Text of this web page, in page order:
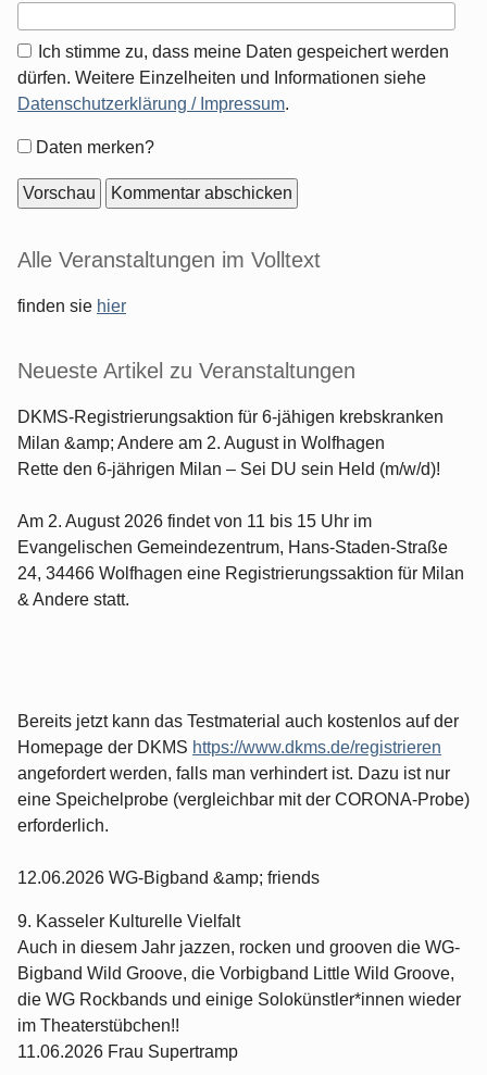
Ich stimme zu, dass meine Daten gespeichert werden
dürfen. Weitere Einzelheiten und Informationen siehe
Datenschutzerklärung / Impressum.
Formular-
Daten merken?
Seitenleiste
Alle Veranstaltungen im Volltext
finden sie hier
Neueste Artikel zu Veranstaltungen
DKMS-Registrierungsaktion für 6-jähigen krebskranken
Milan &amp; Andere am 2. August in Wolfhagen
Rette den 6-jährigen Milan – Sei DU sein Held (m/w/d)!
Am 2. August 2026 findet von 11 bis 15 Uhr im
Evangelischen Gemeindezentrum, Hans-Staden-Straße
24, 34466 Wolfhagen eine Registrierungssaktion für Milan
& Andere statt.
Bereits jetzt kann das Testmaterial auch kostenlos auf der
Homepage der DKMS https://www.dkms.de/registrieren
angefordert werden, falls man verhindert ist. Dazu ist nur
eine Speichelprobe (vergleichbar mit der CORONA-Probe)
erforderlich.
12.06.2026 WG-Bigband &amp; friends
9. Kasseler Kulturelle Vielfalt
Auch in diesem Jahr jazzen, rocken und grooven die WG-
Bigband Wild Groove, die Vorbigband Little Wild Groove,
die WG Rockbands und einige Solokünstler*innen wieder
im Theaterstübchen!!
11.06.2026 Frau Supertramp